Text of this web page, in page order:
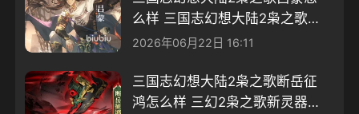
么样 三国志幻想大陆2枭之歌吕
蒙介绍
2026年06月22日 16:11
三国志幻想大陆2枭之歌断岳征
鸿怎么样 三幻2枭之歌新灵器断